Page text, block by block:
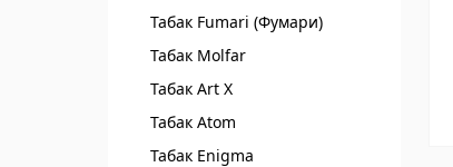
Табак Fumari (Фумари)
Табак Molfar
Табак Art X
Табак Atom
Табак Enigma